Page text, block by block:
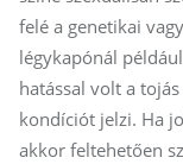
felé a genetikai
légykapónál
hatással volt a
kondíciót jelzi. Ha
akkor feltehetően